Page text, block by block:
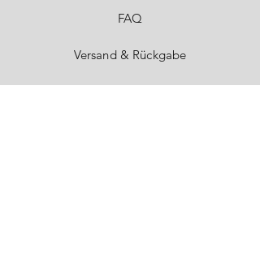
FAQ
Versand & Rückgabe